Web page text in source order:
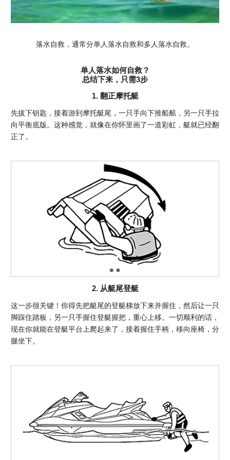
落水自救，通常分单人落水自救和多人落水自救。
单人落水如何自救？
总结下来，只需3步
1. 翻正摩托艇
先拔下钥匙，接着游到摩托艇尾，一只手向下推船舷，另一只手拉
向平衡底版。这种感觉，就像在你怀里画了一道彩虹，艇就已经翻
正了。
2. 从艇尾登艇
这一步很关键！你得先把艇尾的登艇梯放下来并握住，然后让一只
脚踩住踏板，另一只手握住登艇握把，重心上移。一切顺利的话，
现在你就能在登艇平台上爬起来了，接着握住手柄，移向座椅，分
腿坐下。